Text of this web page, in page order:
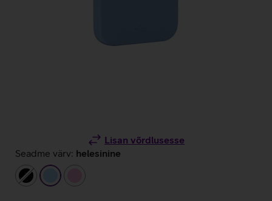
Lisan võrdlusesse
Seadme värv: helesinine
must
helesinine